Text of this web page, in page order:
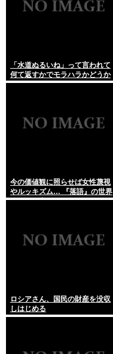
「水道ぬるいね」って言われて
何て返すかでモラハラかどうか
わかるらしいwww
今の価値観に照らせば女性蔑視
やルッキズム… 『落語』の世界
もセリフ変更や改作、現代にふ
ロシアさん、国民の財産を没収
しはじめる